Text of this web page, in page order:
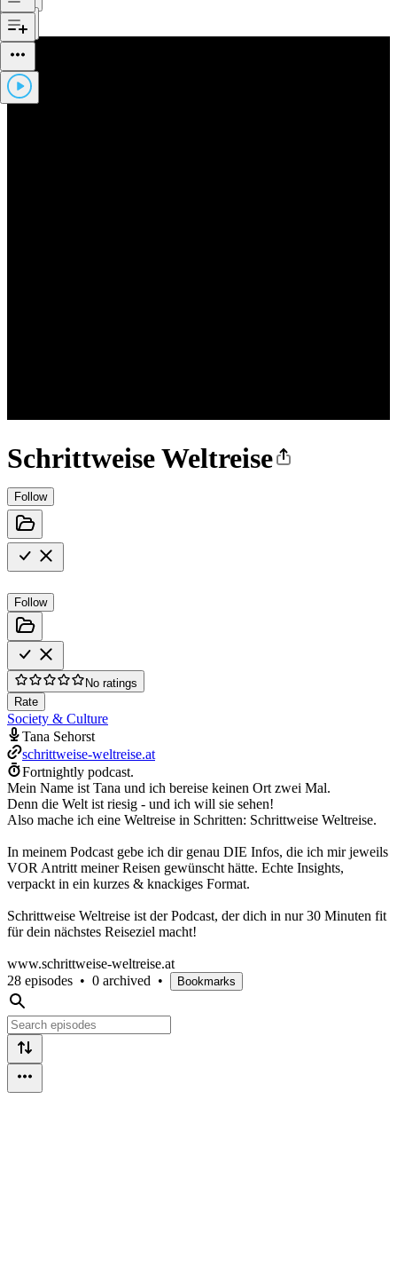
Schrittweise Weltreise
Follow
Follow
No ratings
Rate
Society & Culture
Tana Sehorst
schrittweise-weltreise.at
Fortnightly podcast.
Mein Name ist Tana und ich bereise keinen Ort zwei Mal.
Denn die Welt ist riesig - und ich will sie sehen!
Also mache ich eine Weltreise in Schritten: Schrittweise Weltreise.
In meinem Podcast gebe ich dir genau DIE Infos, die ich mir jeweils
VOR Antritt meiner Reisen gewünscht hätte. Echte Insights,
verpackt in ein kurzes & knackiges Format.
Schrittweise Weltreise ist der Podcast, der dich in nur 30 Minuten fit
für dein nächstes Reiseziel macht!
www.schrittweise-weltreise.at
28 episodes • 0 archived • Bookmarks